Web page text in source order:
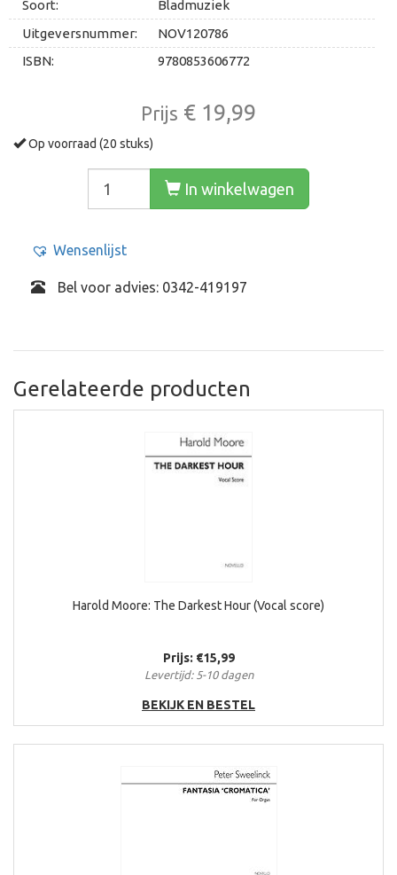
Soort:
Bladmuziek
Uitgeversnummer:
NOV120786
ISBN:
9780853606772
Prijs € 19,99
Op voorraad (20 stuks)
In winkelwagen
Wensenlijst
Bel voor advies: 0342-419197
Gerelateerde producten
Harold Moore: The Darkest Hour (Vocal score)
Prijs: €15,99
Levertijd: 5-10 dagen
BEKIJK EN BESTEL